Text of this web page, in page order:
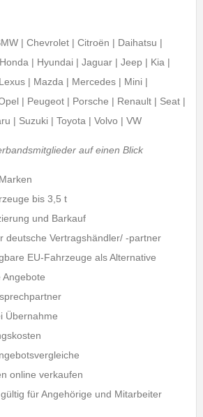
| Chevrolet | Citroën | Daihatsu |
| Hyundai | Jaguar | Jeep | Kia |
| Mazda | Mercedes | Mini |
| Peugeot | Porsche | Renault | Seat |
| Suzuki | Toyota | Volvo | VW
auf einen Blick
bis 3,5 t
und Barkauf
deutsche Vertragshändler/ -partner
EU-Fahrzeuge als Alternative
Angebote
Übernahme
online verkaufen
für Angehörige und Mitarbeiter